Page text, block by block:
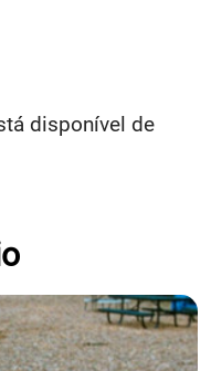
disponível de